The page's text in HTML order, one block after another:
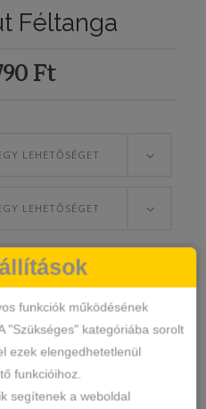
Féltanga
Ft
LEHETŐSÉGET
LEHETŐSÉGET
KOSÁRBA TESZEM
,Féltanga
funkciók működésének
"Szükséges" kategóriába sorolt
ezek elengedhetetlenül
funkcióihoz.
segítenek a weboldal